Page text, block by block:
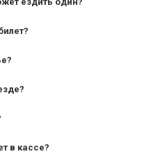
— от 10 лет и старше;
в кассе?